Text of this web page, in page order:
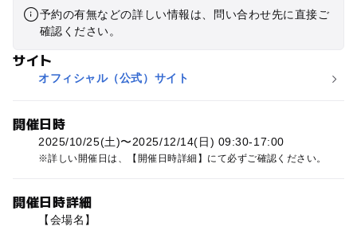
予約の有無などの詳しい情報は、問い合わせ先に直接ご
確認ください。
サイト
オフィシャル（公式）サイト
開催日時
2025/10/25(土)〜2025/12/14(日) 09:30-17:00
詳しい開催日は、【開催日時詳細】にて必ずご確認ください。
開催日時詳細
【会場名】